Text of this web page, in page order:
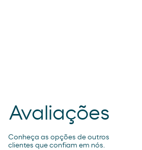
Avaliações
Conheça as opções de outros
clientes que confiam em nós.